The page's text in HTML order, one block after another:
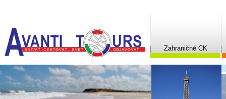
Zahraničné CK